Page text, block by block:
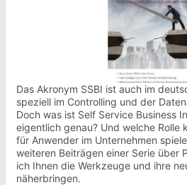
Das Akronym SSBI ist auch im
speziell im Controlling und der
Doch was ist Self Service Business
eigentlich genau? Und welche Rolle
für Anwender im Unternehmen
weiteren Beiträgen einer Serie über
ich Ihnen die Werkzeuge und ihre
näherbringen.